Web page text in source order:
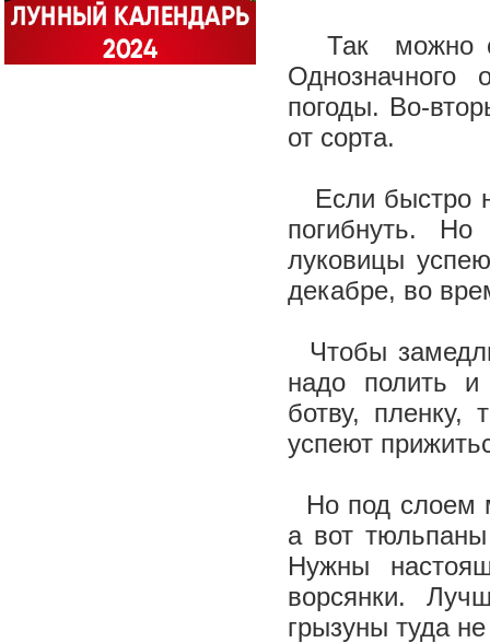
Так можно
Однозначного
погоды. Во-
от сорта.
Если быстро
погибнуть.
луковицы
декабре, во
Чтобы
надо полить и
ботву, пленку,
успеют
Но под слоем
а вот
Нужны
ворсянки.
грызуны туда